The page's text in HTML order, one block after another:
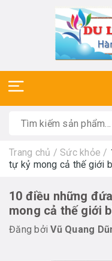
Trang chủ / Sức khỏe /
tự kỷ mong cả thế giới
10 điều những
mong cả thế giới
Đăng bởiVũ Quang